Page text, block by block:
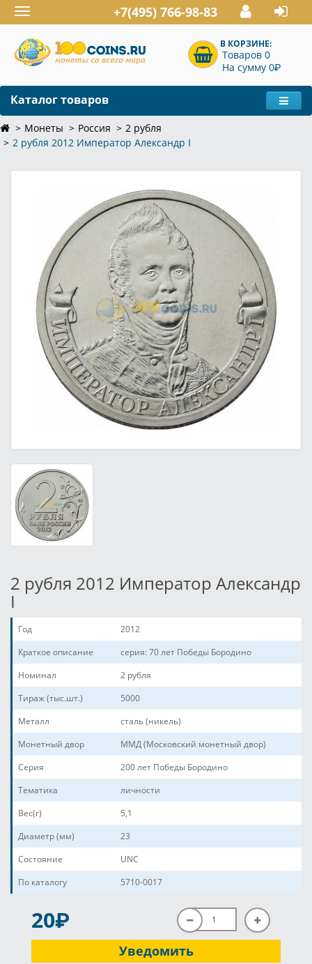
Toggle
navigation
+7(495) 766-98-83
В КОРЗИНЕ:
Товаров 0
На сумму 0P
Каталог товаров
Монеты Россия
2 рубля
2 рубля 2012 Император Александр I
2 рубля 2012 Император Александр
I
Год
2012
Краткое описание
серия: 70 лет Победы Бородино
Номинал
2 рубля
Тираж (тыс.шт.)
5000
Металл
сталь (никель)
Монетный двор
ММД (Московский монетный двор)
Серия
200 лет Победы Бородино
Тематика
личности
Вес(г)
5,1
Диаметр (мм)
23
Состояние
UNC
По каталогу
5710-0017
20P
Уведомить